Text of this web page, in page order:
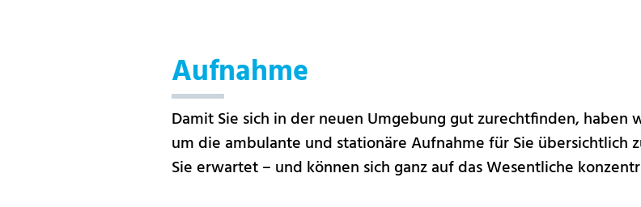
Aufnahme
Damit Sie sich in der neuen Umgebung gut zurechtfinden,
um die ambulante und stationäre Aufnahme für Sie übersichtlich
Sie erwartet – und können sich ganz auf das Wesentliche